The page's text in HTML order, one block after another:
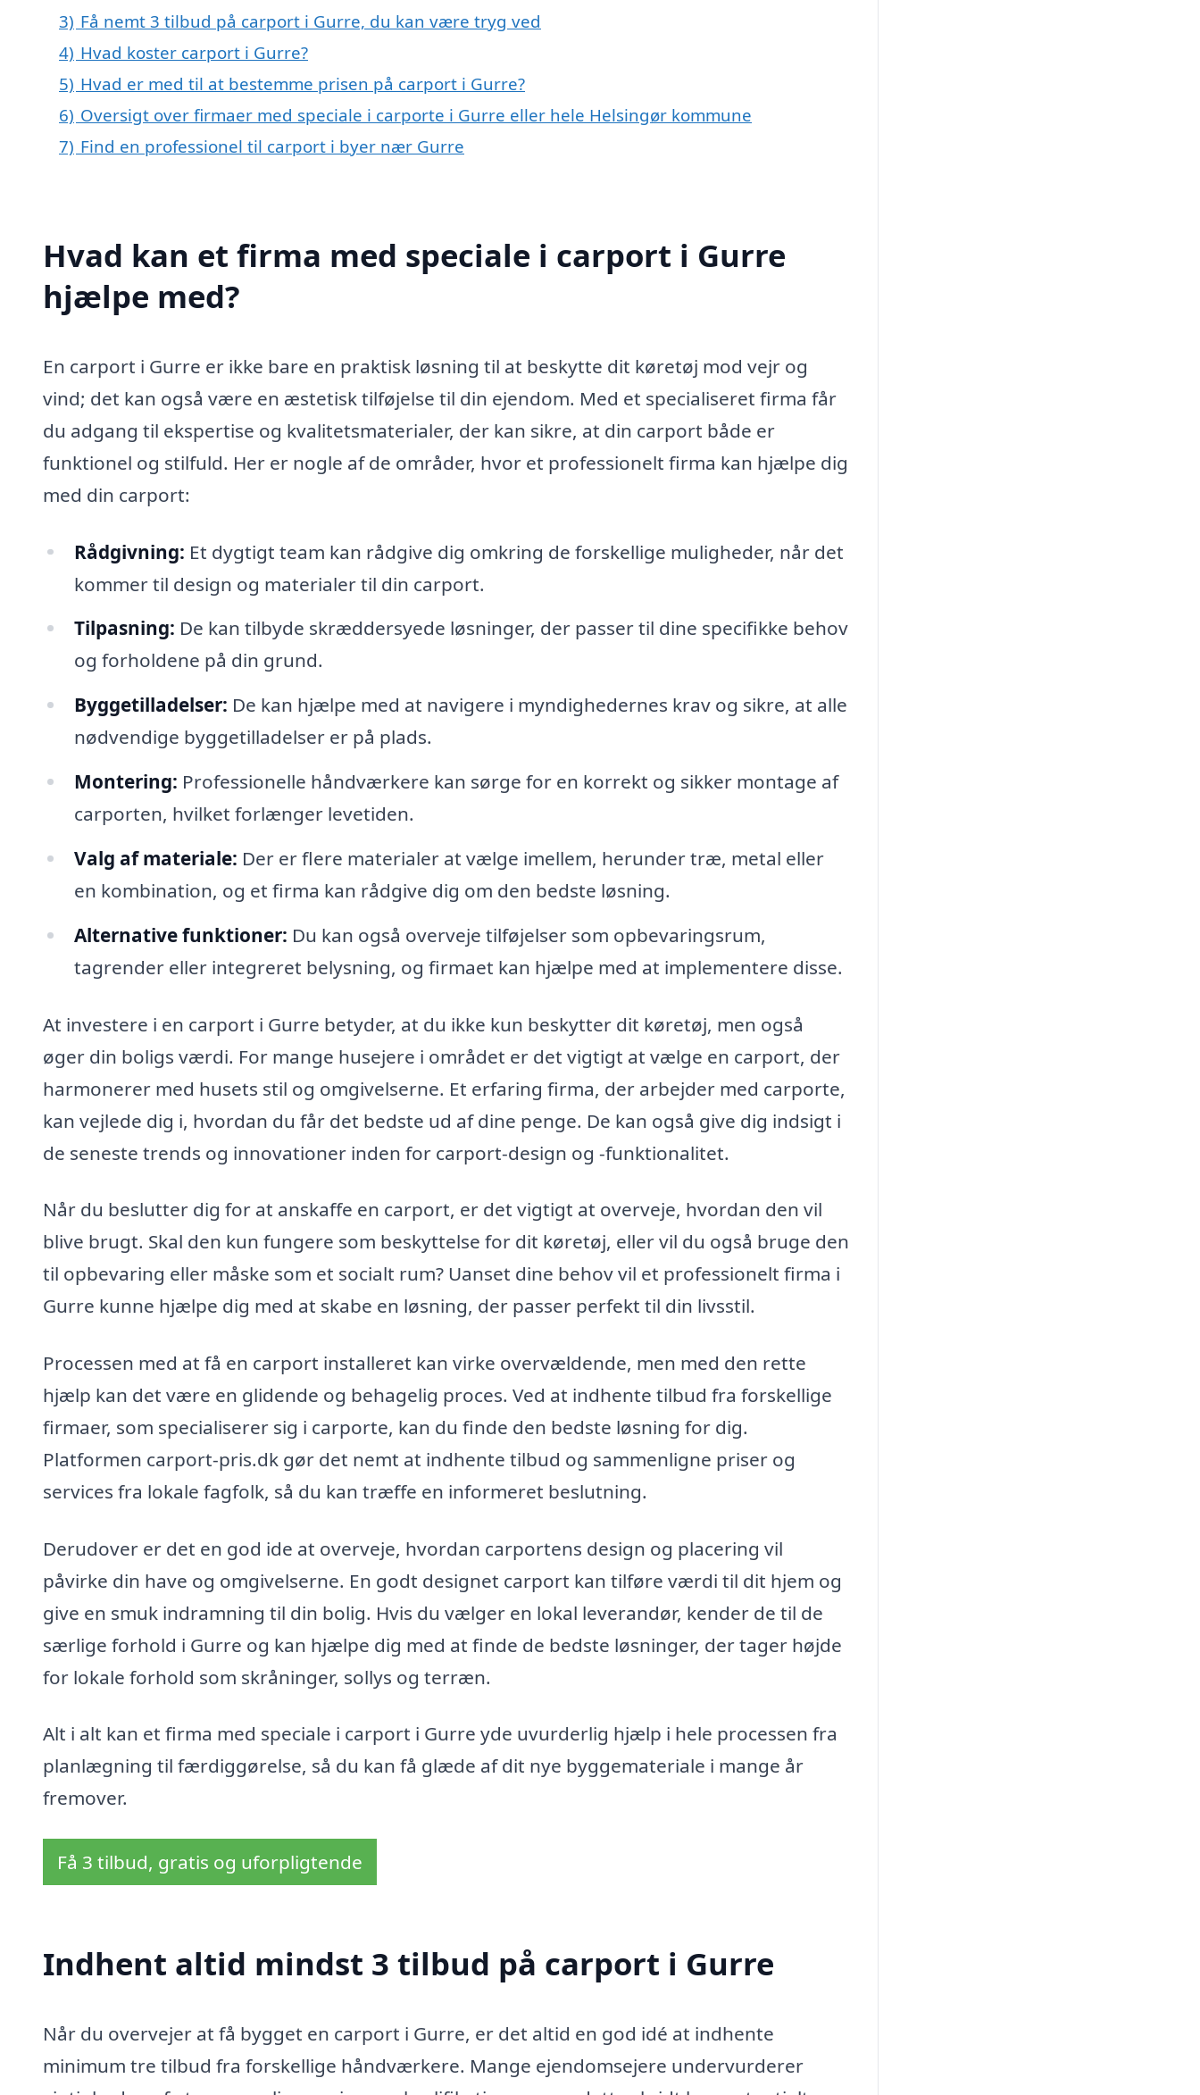
3) Få nemt 3 tilbud på carport i Gurre, du kan være tryg ved
4) Hvad koster carport i Gurre?
5) Hvad er med til at bestemme prisen på carport i Gurre?
6) Oversigt over firmaer med speciale i carporte i Gurre eller hele Helsingør kommune
7) Find en professionel til carport i byer nær Gurre
Hvad kan et firma med speciale i carport i Gurre
hjælpe med?
En carport i Gurre er ikke bare en praktisk løsning til at beskytte dit køretøj mod vejr og
vind; det kan også være en æstetisk tilføjelse til din ejendom. Med et specialiseret firma får
du adgang til ekspertise og kvalitetsmaterialer, der kan sikre, at din carport både er
funktionel og stilfuld. Her er nogle af de områder, hvor et professionelt firma kan hjælpe dig
med din carport:
Rådgivning: Et dygtigt team kan rådgive dig omkring de forskellige muligheder, når det
kommer til design og materialer til din carport.
Tilpasning: De kan tilbyde skræddersyede løsninger, der passer til dine specifikke behov
og forholdene på din grund.
Byggetilladelser: De kan hjælpe med at navigere i myndighedernes krav og sikre, at alle
nødvendige byggetilladelser er på plads.
Montering: Professionelle håndværkere kan sørge for en korrekt og sikker montage af
carporten, hvilket forlænger levetiden.
Valg af materiale: Der er flere materialer at vælge imellem, herunder træ, metal eller
en kombination, og et firma kan rådgive dig om den bedste løsning.
Alternative funktioner: Du kan også overveje tilføjelser som opbevaringsrum,
tagrender eller integreret belysning, og firmaet kan hjælpe med at implementere disse.
At investere i en carport i Gurre betyder, at du ikke kun beskytter dit køretøj, men også
øger din boligs værdi. For mange husejere i området er det vigtigt at vælge en carport, der
harmonerer med husets stil og omgivelserne. Et erfaring firma, der arbejder med carporte,
kan vejlede dig i, hvordan du får det bedste ud af dine penge. De kan også give dig indsigt i
de seneste trends og innovationer inden for carport-design og -funktionalitet.
Når du beslutter dig for at anskaffe en carport, er det vigtigt at overveje, hvordan den vil
blive brugt. Skal den kun fungere som beskyttelse for dit køretøj, eller vil du også bruge den
til opbevaring eller måske som et socialt rum? Uanset dine behov vil et professionelt firma i
Gurre kunne hjælpe dig med at skabe en løsning, der passer perfekt til din livsstil.
Processen med at få en carport installeret kan virke overvældende, men med den rette
hjælp kan det være en glidende og behagelig proces. Ved at indhente tilbud fra forskellige
firmaer, som specialiserer sig i carporte, kan du finde den bedste løsning for dig.
Platformen carport-pris.dk gør det nemt at indhente tilbud og sammenligne priser og
services fra lokale fagfolk, så du kan træffe en informeret beslutning.
Derudover er det en god ide at overveje, hvordan carportens design og placering vil
påvirke din have og omgivelserne. En godt designet carport kan tilføre værdi til dit hjem og
give en smuk indramning til din bolig. Hvis du vælger en lokal leverandør, kender de til de
særlige forhold i Gurre og kan hjælpe dig med at finde de bedste løsninger, der tager højde
for lokale forhold som skråninger, sollys og terræn.
Alt i alt kan et firma med speciale i carport i Gurre yde uvurderlig hjælp i hele processen fra
planlægning til færdiggørelse, så du kan få glæde af dit nye byggemateriale i mange år
fremover.
Få 3 tilbud, gratis og uforpligtende
Indhent altid mindst 3 tilbud på carport i Gurre
Når du overvejer at få bygget en carport i Gurre, er det altid en god idé at indhente
minimum tre tilbud fra forskellige håndværkere. Mange ejendomsejere undervurderer